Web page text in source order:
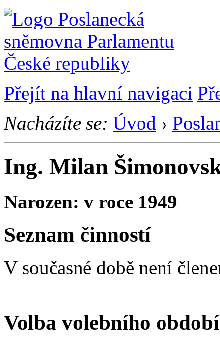
Přejít na hlavní navigaci
Nacházíte se: Úvod ›
Ing. Milan
Narozen: v roce 1949
Seznam činností
V současné době není
Volba volebního období